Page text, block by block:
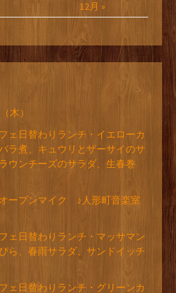
12月 »
木）
ェ日替わりランチ・イエローカ
ラ煮、キュウリとザーサイのサ
ウンチーズのサラダ、生春巻
ープンマイク ♪人形町音楽室
ェ日替わりランチ・マッサマン
ら、春雨サラダ、サンドイッチ
ェ日替わりランチ・グリーンカ